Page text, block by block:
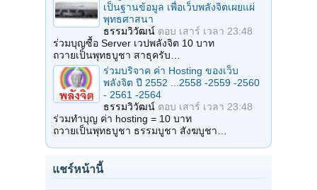
เป็นฐานข้อมูล เพื่อเว็บพลังจิตเผยแผ่
พุทธศาสนา
ธรรมวิวัฒน์ ตอบ เสาร์ เวลา 23:48
ร่วมบุญซื้อ Server เวปพลังจิต 10 บาท
ถวายเป็นพุทธบูชา สาธุครับ…
ร่วมบริจาค ค่า Hosting ของเว็บ
พลังจิต ปี 2552 ...2558 -2559 -2560
- 2561 -2564
ธรรมวิวัฒน์ ตอบ เสาร์ เวลา 23:48
ร่วมทำบุญ ค่า hosting = 10 บาท
ถวายเป็นพุทธบูชา ธรรมบูชา สังฆบูชา…
แชร์หน้านี้